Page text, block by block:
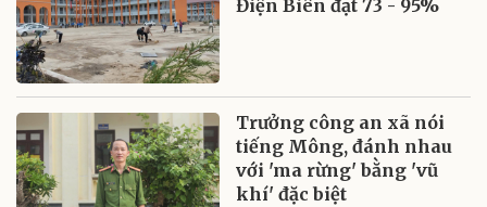
Điện Biên đạt 73 - 95%
Trưởng công an xã nói
tiếng Mông, đánh nhau
với 'ma rừng' bằng 'vũ
khí' đặc biệt